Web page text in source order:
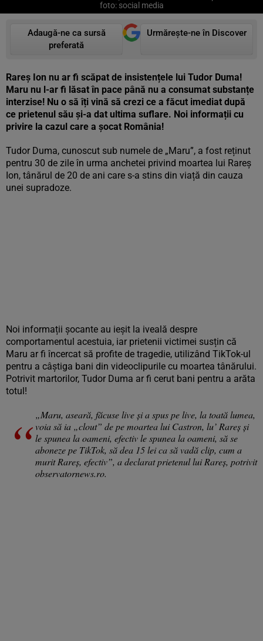
foto: social media
Adaugă-ne ca sursă
preferată
Urmărește-ne în Discover
Rareș Ion nu ar fi scăpat de insistențele lui Tudor Duma!
Maru nu l-ar fi lăsat în pace până nu a consumat substanțe
interzise! Nu o să îți vină să crezi ce a făcut imediat după
ce prietenul său și-a dat ultima suflare. Noi informații cu
privire la cazul care a șocat România!
Tudor Duma, cunoscut sub numele de „Maru”, a fost reținut
pentru 30 de zile în urma anchetei privind moartea lui Rareș
Ion, tânărul de 20 de ani care s-a stins din viață din cauza
unei supradoze.
Noi informații șocante au ieșit la iveală despre
comportamentul acestuia, iar prietenii victimei susțin că
Maru ar fi încercat să profite de tragedie, utilizând TikTok-ul
pentru a câștiga bani din videoclipurile cu moartea tânărului.
Potrivit martorilor, Tudor Duma ar fi cerut bani pentru a arăta
totul!
„Maru, aseară, făcuse live şi a spus pe live, la toată lumea,
voia să ia „clout” de pe moartea lui Castron, lu’ Rareş şi
le spunea la oameni, efectiv le spunea la oameni, să se
aboneze pe TikTok, să dea 15 lei ca să vadă clip, cum a
murit Rareş, efectiv”, a declarat prietenul lui Rareș, potrivit
observatornews.ro.